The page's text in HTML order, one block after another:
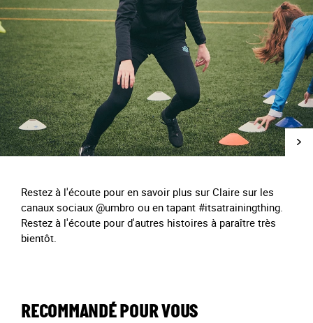
Restez à l'écoute pour en savoir plus sur Claire sur les
canaux sociaux @umbro ou en tapant #itsatrainingthing.
Restez à l'écoute pour d'autres histoires à paraître très
bientôt.
RECOMMANDÉ POUR VOUS